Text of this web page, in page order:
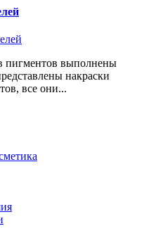
пигментов выполнены
накраски
все они...